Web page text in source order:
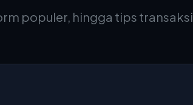
populer, hingga tips transaksi